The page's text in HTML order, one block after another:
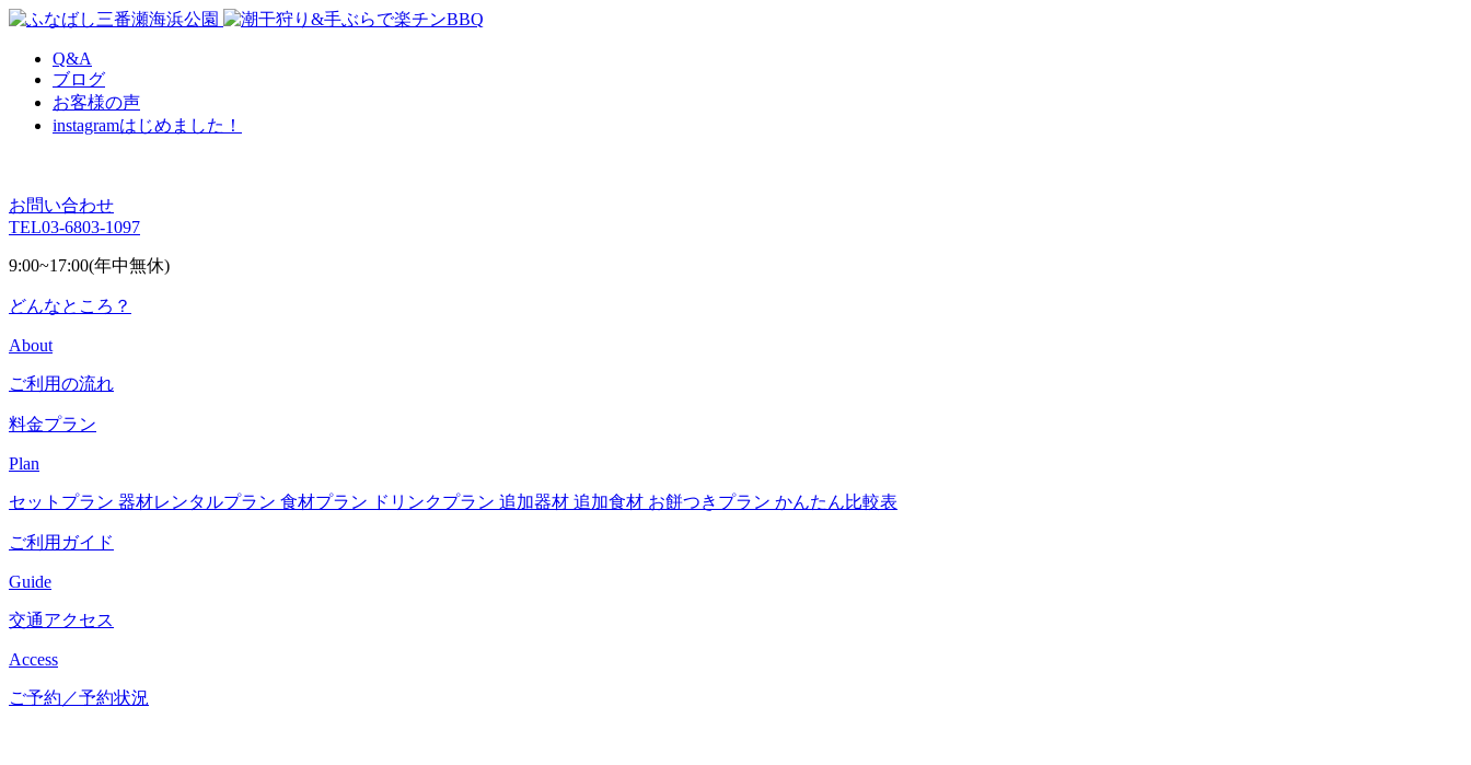
Q&A
ブログ
お客様の声
instagramはじめました！
お問い合わせ
TEL03-6803-1097
9:00~17:00(年中無休)
どんなところ？
About
ご利用の流れ
料金プラン
Plan
セットプラン 器材レンタルプラン 食材プラン ドリンクプラン 追加器材 追加食材 お餅つきプラン かんたん比較表
ご利用ガイド
Guide
交通アクセス
Access
ご予約／予約状況